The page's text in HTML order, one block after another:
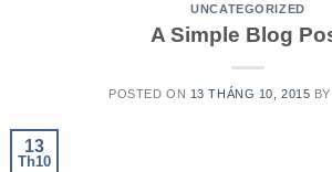
UNCATEGORIZED
A Simple Blog
POSTED ON 13 THÁNG 10, 2015 BY
13
Th10